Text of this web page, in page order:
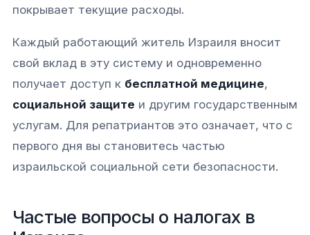
покрывает текущие расходы.​​
Каждый работающий житель Израиля вносит
свой вклад в эту систему и одновременно
получает доступ к бесплатной медицине,
социальной защите и другим государственным
услугам. Для репатриантов это означает, что с
первого дня вы становитесь частью
израильской социальной сети безопасности.​​
Частые вопросы о налогах в